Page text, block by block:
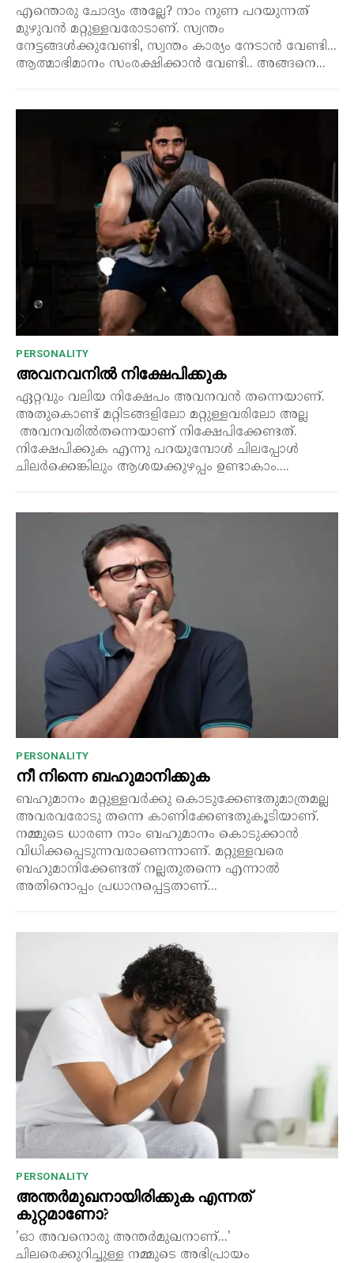
എന്തൊരു ചോദ്യം അല്ലേ? നാം നുണ പറയുന്നത്
മുഴുവൻ മറ്റുള്ളവരോടാണ്. സ്വന്തം
നേട്ടങ്ങൾക്കുവേണ്ടി, സ്വന്തം കാര്യം നേടാൻ വേണ്ടി...
ആത്മാഭിമാനം സംരക്ഷിക്കാൻ വേണ്ടി.. അങ്ങനെ...
PERSONALITY
അവനവനിൽ നിക്ഷേപിക്കുക
ഏറ്റവും വലിയ നിക്ഷേപം അവനവൻ തന്നെയാണ്.
അതുകൊണ്ട് മറ്റിടങ്ങളിലോ മറ്റുള്ളവരിലോ അല്ല
അവനവരിൽതന്നെയാണ് നിക്ഷേപിക്കേണ്ടത്.
നിക്ഷേപിക്കുക എന്നു പറയുമ്പോൾ ചിലപ്പോൾ
ചിലർക്കെങ്കിലും ആശയക്കുഴപ്പം ഉണ്ടാകാം....
PERSONALITY
നീ നിന്നെ ബഹുമാനിക്കുക
ബഹുമാനം മറ്റുള്ളവർക്കു കൊടുക്കേണ്ടതുമാത്രമല്ല
അവരവരോടു തന്നെ കാണിക്കേണ്ടതുകൂടിയാണ്.
നമ്മുടെ ധാരണ നാം ബഹുമാനം കൊടുക്കാൻ
വിധിക്കപ്പെടുന്നവരാണെന്നാണ്. മറ്റുള്ളവരെ
ബഹുമാനിക്കേണ്ടത് നല്ലതുതന്നെ എന്നാൽ
അതിനൊപ്പം പ്രധാനപ്പെട്ടതാണ്...
PERSONALITY
അന്തർമുഖനായിരിക്കുക എന്നത്
കുറ്റമാണോ?
'ഓ അവനൊരു അന്തർമുഖനാണ്...'
ചിലരെക്കുറിച്ചുള്ള നമ്മുടെ അഭിപ്രായം